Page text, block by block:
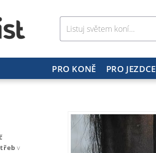
PRO KONĚ PRO JEZDCE
v